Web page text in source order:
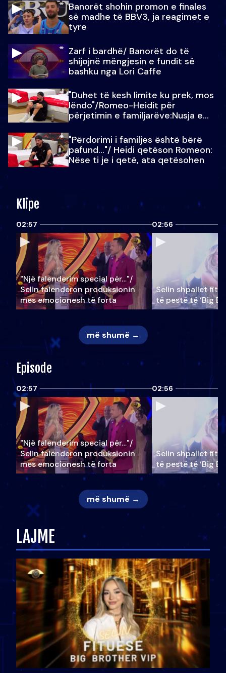
Banorët shohin promon e finales
së madhe të BBV3, ja reagimet e
tyre
Zarf i bardhë/ Banorët do të
shijojnë mëngjesin e fundit së
bashku nga Lori Caffe
"Duhet të kesh limite ku prek, mos
lëndo"/Romeo-Heidit për
përjetimin e familjarëve:Nusja e
"Përdorimi i familjes është bërë
pafund…"/ Heidi qetëson Romeon:
Nëse ti je i qetë, ata qetësohen
Klipe
02:57
"Një falenderim special për…"/
Selin falënderon produksionin
mes emocionesh të forta
02:56
Selin shpallet
të pestë të ‘Big
më shumë →
Episode
02:57
"Një falenderim special për…"/
Selin falënderon produksionin
mes emocionesh të forta
02:56
Selin shpallet
të pestë të ‘Big
më shumë →
LAJME